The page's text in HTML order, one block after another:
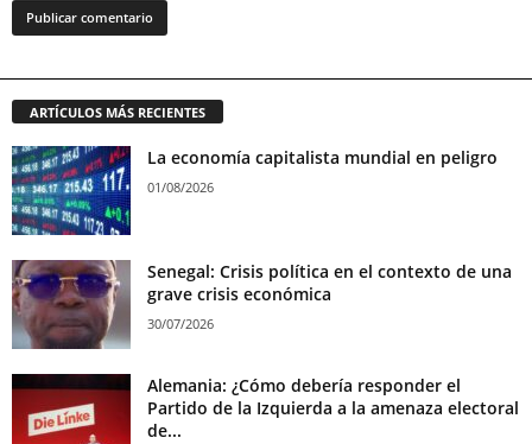
ARTÍCULOS MÁS RECIENTES
La economía capitalista mundial en peligro
01/08/2026
Senegal: Crisis política en el contexto de una
grave crisis económica
30/07/2026
Alemania: ¿Cómo debería responder el
Partido de la Izquierda a la amenaza electoral
de...